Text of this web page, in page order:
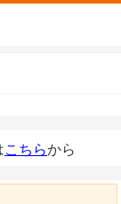
こちらから